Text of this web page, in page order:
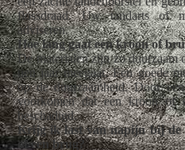
flossdraad. Uw tandarts of
adviseren.
Hoe lang gaat een kroon of
De materialen zijn zo duurzaam
tien jaar meegaat. Een goede
op de duurzaamheid. Door
voorkomen dat een kroon of
beschadigd.
Krijg ik last van napijn bij de
of een brug?